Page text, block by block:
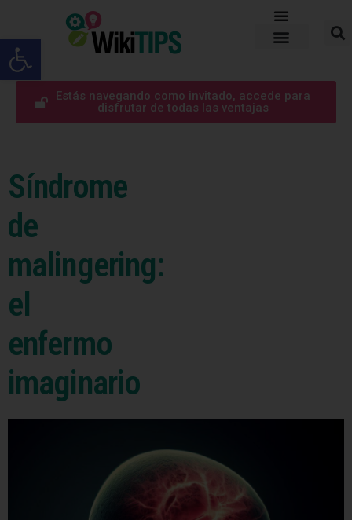
Abrir barra de herramientas
Estás navegando como invitado, accede para
disfrutar de todas las ventajas
Síndrome
de
malingering:
el
enfermo
imaginario